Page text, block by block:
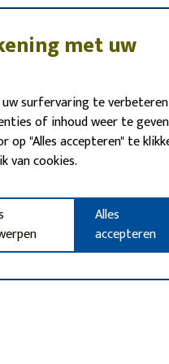
met uw
surfervaring te
of inhoud weer te
op "Alles accepteren" te
van cookies.
Alles
accepteren